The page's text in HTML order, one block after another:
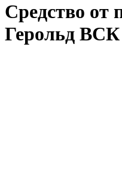
Средство от
Герольд ВСК